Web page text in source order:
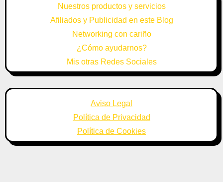
Nuestros productos y servicios
Afiliados y Publicidad en este Blog
Networking con cariño
¿Cómo ayudarnos?
Mis otras Redes Sociales
Aviso Legal
Política de Privacidad
Política de Cookies